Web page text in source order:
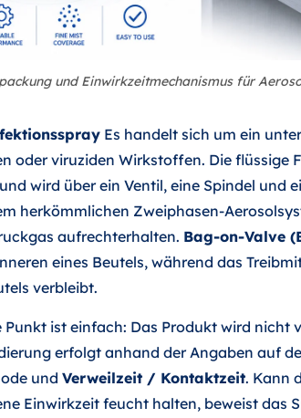
und Einwirkzeitmechanismus für
Es handelt sich um ein
oder viruziden Wirkstoffen. Die flüssige
wird über ein Ventil, eine Spindel und
herkömmlichen Zweiphasen-
aufrechterhalten. Bag-on-Valve
eines Beutels, während das
verbleibt.
ist einfach: Das Produkt wird nicht
erfolgt anhand der Angaben auf
und Verweilzeit / Kontaktzeit. Kann
Einwirkzeit feucht halten, beweist das